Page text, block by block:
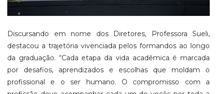
Discursando em nome dos Diretores, Professora Sueli,
destacou a trajetória vivenciada pelos formandos ao longo
da graduação. “Cada etapa da vida acadêmica é marcada
por desafios, aprendizados e escolhas que moldam o
profissional e o ser humano. O compromisso com a